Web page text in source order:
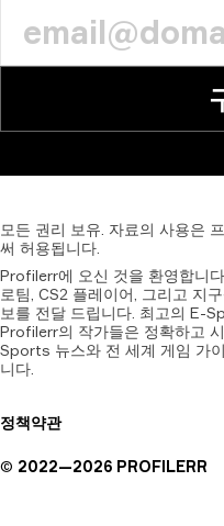
모든 권리 보유. 자료의 사용은
써 허용됩니다.
Profilerr에 오신 것을 환영합니
로팀, CS2 플레이어, 그리고 지
보를 전달 드립니다. 최고의 E-
Profilerr의 작가들은 정확하고
Sports 뉴스와 전 세계 게임 가
니다.
정책약관
© 2022—2026 PROFILERR